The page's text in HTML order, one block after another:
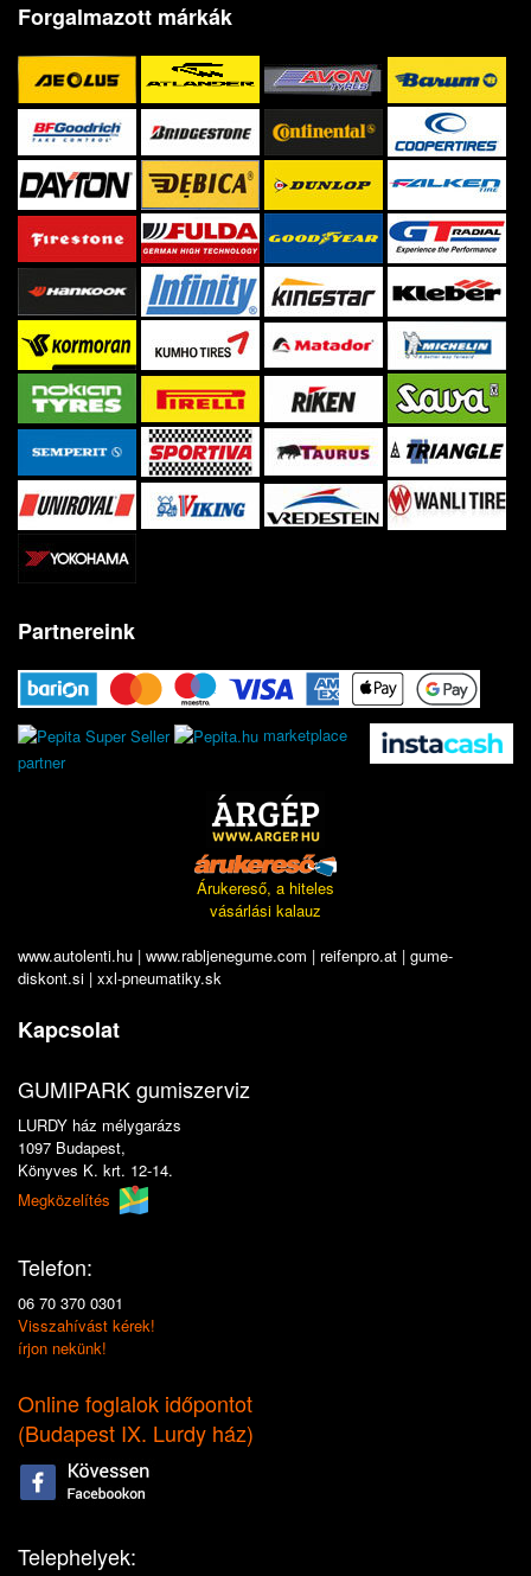
Forgalmazott márkák
Partnereink
marketplace
partner
Árukereső, a hiteles
vásárlási kalauz
www.autolenti.hu | www.rabljenegume.com | reifenpro.at | gume-
diskont.si | xxl-pneumatiky.sk
Kapcsolat
GUMIPARK gumiszerviz
LURDY ház mélygarázs
1097 Budapest,
Könyves K. krt. 12-14.
Megközelítés
Telefon:
06 70 370 0301
Visszahívást kérek!
írjon nekünk!
Online foglalok időpontot
(Budapest IX. Lurdy ház)
Telephelyek: